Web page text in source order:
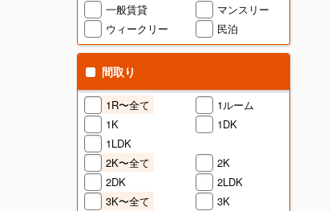
一般賃貸
マンスリー
ウィークリー
民泊
間取り
1R〜全て
1ルーム
1K
1DK
1LDK
2K〜全て
2K
2DK
2LDK
3K〜全て
3K